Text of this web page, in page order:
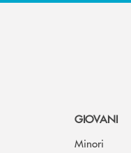
GIOVANI
Minori